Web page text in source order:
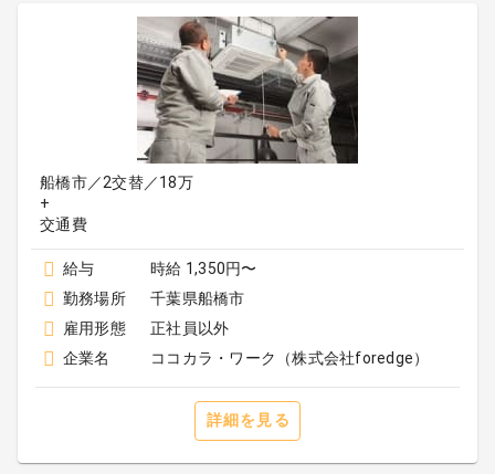
船橋市／2交替／18万
+
交通費
給与
時給 1,350円〜
勤務場所
千葉県船橋市
雇用形態
正社員以外
企業名
ココカラ・ワーク（株式会社foredge）
詳細を見る